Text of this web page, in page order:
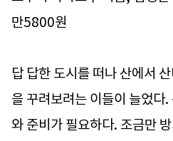
만5800원
답 답한 도시를 떠나 산에서
을 꾸려보려는 이들이 늘었다
와 준비가 필요하다. 조금만